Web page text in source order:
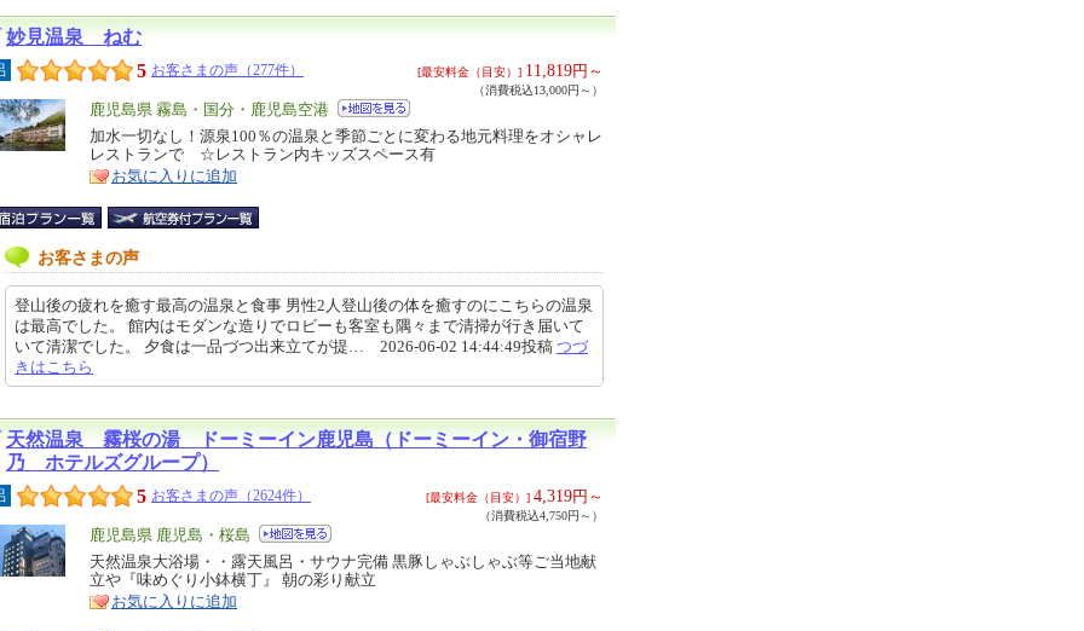
妙見温泉 ねむ
5 お客さまの声（277件） [最安料金（目安）] 11,819円～
（消費税込13,000円～）
エ
リ
ア
鹿児島県 霧島・国分・鹿児島空港
特
徴
加水一切なし！源泉100％の温泉と季節ごとに変わる地元料理をオシャレ
レストランで ☆レストラン内キッズスペース有
お気に入りに追加
お客さまの声
登山後の疲れを癒す最高の温泉と食事 男性2人登山後の体を癒すのにこちらの温泉
は最高でした。 館内はモダンな造りでロビーも客室も隅々まで清掃が行き届いて
いて清潔でした。 夕食は一品づつ出来立てが提… 2026-06-02 14:44:49投稿 つづ
きはこちら
天然温泉 霧桜の湯 ドーミーイン鹿児島（ドーミーイン・御宿野
乃 ホテルズグループ）
5 お客さまの声（2624件） [最安料金（目安）] 4,319円～
（消費税込4,750円～）
エ
リ
ア
鹿児島県 鹿児島・桜島
特
徴
天然温泉大浴場・・露天風呂・サウナ完備 黒豚しゃぶしゃぶ等ご当地献
立や『味めぐり小鉢横丁』 朝の彩り献立
お気に入りに追加